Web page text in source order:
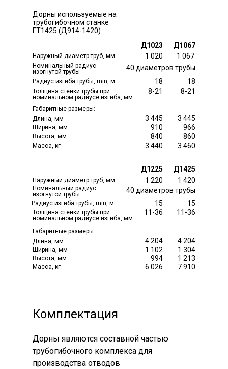
1 020
Д1023
1 067
Д1067
1 220
Д1225
1 420
Д1425
Наружный диаметр труб, мм
Номинальный радиус
изогнутой трубы
Радиус изгиба трубы, min, м
Толщина стенки трубы при
номинальном радиусе изгиба, мм
Габаритные размеры:
Длина, мм
Ширина, мм
Высота, мм
Масса, кг
8-21
18
8-21
18
11-36
15
11-36
15
910
3 445
966
3 445
1 102
4 204
1 304
4 204
3 440
840
3 460
860
6 026
994
7 910
1 213
Дорны используемые на
трубогибочном станке
ГТ1425 (Д914-1420)
Наружный диаметр труб, мм
Номинальный радиус
изогнутой трубы
Радиус изгиба трубы, min, м
Толщина стенки трубы при
номинальном радиусе изгиба, мм
Габаритные размеры:
Длина, мм
Ширина, мм
Высота, мм
Масса, кг
40 диаметров трубы
40 диаметров трубы
Комплектация
Дорны являются составной частью
трубогибочного комплекса для
производства отводов